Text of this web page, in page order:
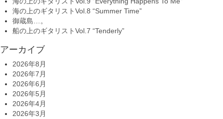
海の上のギタリストVol.8 “Summer Time”
御蔵島…。
船の上のギタリストVol.7 “Tenderly”
アーカイブ
2026年8月
2026年7月
2026年6月
2026年5月
2026年4月
2026年3月